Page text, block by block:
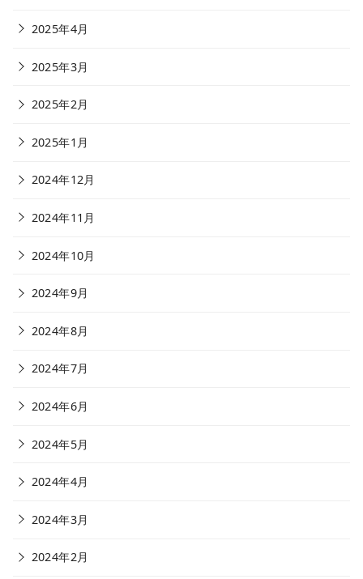
2025年4月
2025年3月
2025年2月
2025年1月
2024年12月
2024年11月
2024年10月
2024年9月
2024年8月
2024年7月
2024年6月
2024年5月
2024年4月
2024年3月
2024年2月